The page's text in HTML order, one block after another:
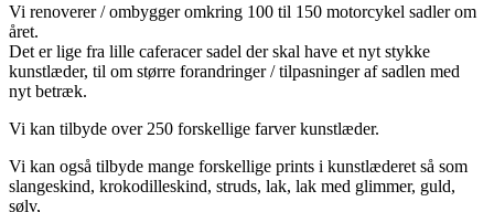
Vi renoverer / ombygger omkring 100 til 150 motorcykel sadler om
året.
Det er lige fra lille caferacer sadel der skal have et nyt stykke
kunstlæder, til om større forandringer / tilpasninger af sadlen med
nyt betræk.
Vi kan tilbyde over 250 forskellige farver kunstlæder.
Vi kan også tilbyde mange forskellige prints i kunstlæderet så som
slangeskind, krokodilleskind, struds, lak, lak med glimmer, guld,
sølv,